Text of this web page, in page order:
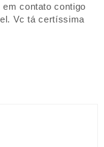
contato contigo
Vc tá certíssima